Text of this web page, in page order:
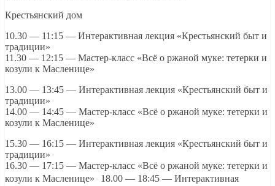
Крестьянский дом
10.30 — 11:15 — Интерактивная лекция «Крестьянский быт и
традиции»
11.30 — 12:15 — Мастер-класс «Всё о ржаной муке: тетерки и
козули к Масленице»
13.00 — 13:45 — Интерактивная лекция «Крестьянский быт и
традиции»
14.00 — 14:45 — Мастер-класс «Всё о ржаной муке: тетерки и
козули к Масленице»
15.30 — 16:15 — Интерактивная лекция «Крестьянский быт и
традиции»
16.30 — 17:15 — Мастер-класс «Всё о ржаной муке: тетерки и
козули к Масленице» 18.00 — 18:45 — Интерактивная